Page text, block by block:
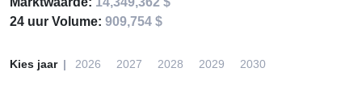
24 uur Volume: 909,754 $
Kies jaar 2026 2027 2028 2029 2030